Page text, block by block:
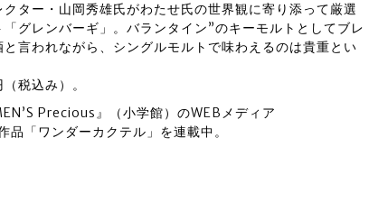
ター・山岡秀雄氏がわたせ氏の世界観に寄り添って厳選
グレンバーギ」。バランタイン”のキーモルトとしてブレ
言われながら、シングルモルトで味わえるのは貴重とい
税込み）。
Precious』（小学館）のWEBメディア
「ワンダーカクテル」を連載中。